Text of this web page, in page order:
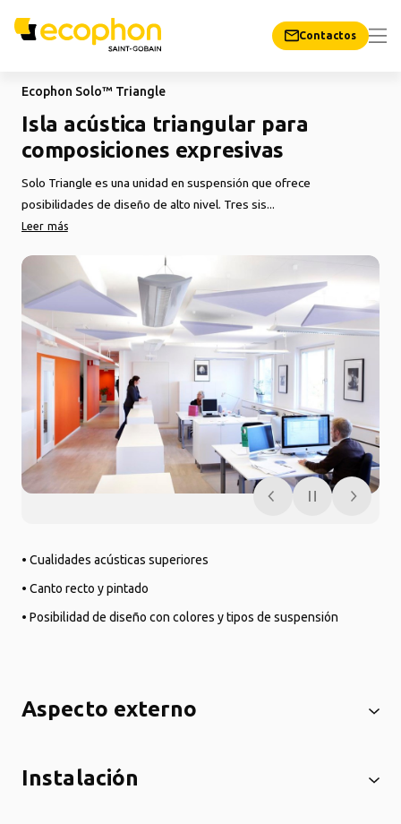
Contactos
Ecophon Solo™ Triangle
Isla acústica triangular para
composiciones expresivas
Solo Triangle es una unidad en suspensión que ofrece
posibilidades de diseño de alto nivel. Tres sis...
Leer más
• Cualidades acústicas superiores
• Canto recto y pintado
• Posibilidad de diseño con colores y tipos de suspensión
Aspecto externo
Instalación